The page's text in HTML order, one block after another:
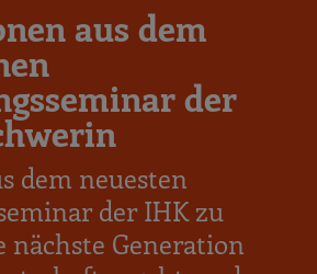
aus dem
der
dem neuesten
der IHK zu
nächste Generation